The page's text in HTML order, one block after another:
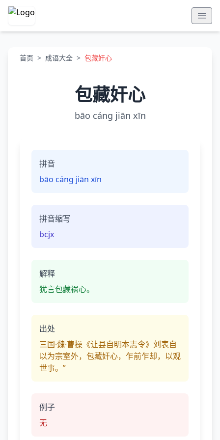
首页 > 成语大全 > 包藏奸心
包藏奸心
bāo cáng jiān xīn
拼音
bāo cáng jiān xīn
拼音缩写
bcjx
解释
犹言包藏祸心。
出处
三国·魏·曹操《让县自明本志令》刘表自
以为宗室外，包藏奸心，乍前乍却，以观
世事。”
例子
无